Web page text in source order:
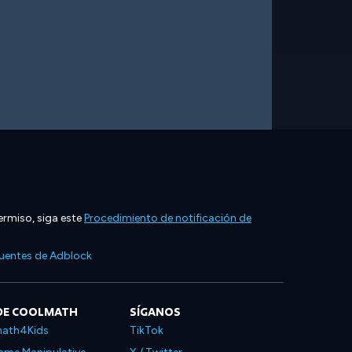
siga esteProcedimiento de notificación de
de Adblock
COOLMATH SÍGANOS
TikTok